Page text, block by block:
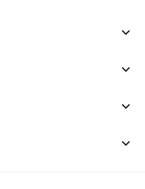
keyboard_arrow_down
keyboard_arrow_down
keyboard_arrow_down
keyboard_arrow_down